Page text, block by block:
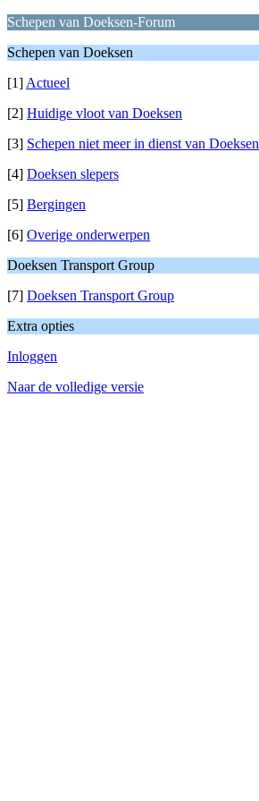
Schepen van Doeksen-Forum
Schepen van Doeksen
[1] Actueel
[2] Huidige vloot van Doeksen
[3] Schepen niet meer in dienst van Doeksen
[4] Doeksen slepers
[5] Bergingen
[6] Overige onderwerpen
Doeksen Transport Group
[7] Doeksen Transport Group
Extra opties
Inloggen
Naar de volledige versie